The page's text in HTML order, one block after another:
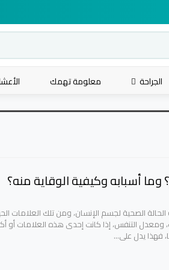
الجراحة معلومة تهمك
أسبابه وكيفية الوقاية منه؟
الصحية لجسم الإنسان، ومن تلك العلامات
ومعدل التنفس، إذا كانت إحدى هذه العلامات أو
فهذا يدل على…